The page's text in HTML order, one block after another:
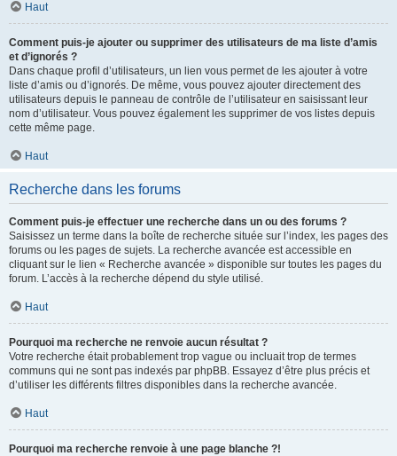
Haut
Comment puis-je ajouter ou supprimer des utilisateurs de ma liste d’amis
et d’ignorés ?
Dans chaque profil d’utilisateurs, un lien vous permet de les ajouter à votre
liste d’amis ou d’ignorés. De même, vous pouvez ajouter directement des
utilisateurs depuis le panneau de contrôle de l’utilisateur en saisissant leur
nom d’utilisateur. Vous pouvez également les supprimer de vos listes depuis
cette même page.
Haut
Recherche dans les forums
Comment puis-je effectuer une recherche dans un ou des forums ?
Saisissez un terme dans la boîte de recherche située sur l’index, les pages des
forums ou les pages de sujets. La recherche avancée est accessible en
cliquant sur le lien « Recherche avancée » disponible sur toutes les pages du
forum. L’accès à la recherche dépend du style utilisé.
Haut
Pourquoi ma recherche ne renvoie aucun résultat ?
Votre recherche était probablement trop vague ou incluait trop de termes
communs qui ne sont pas indexés par phpBB. Essayez d’être plus précis et
d’utiliser les différents filtres disponibles dans la recherche avancée.
Haut
Pourquoi ma recherche renvoie à une page blanche ?!